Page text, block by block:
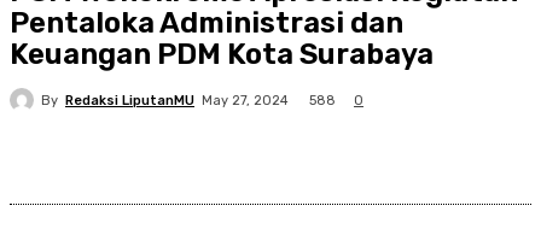
Pentaloka Administrasi dan
Keuangan PDM Kota Surabaya
By Redaksi LiputanMU May 27, 2024 588 0